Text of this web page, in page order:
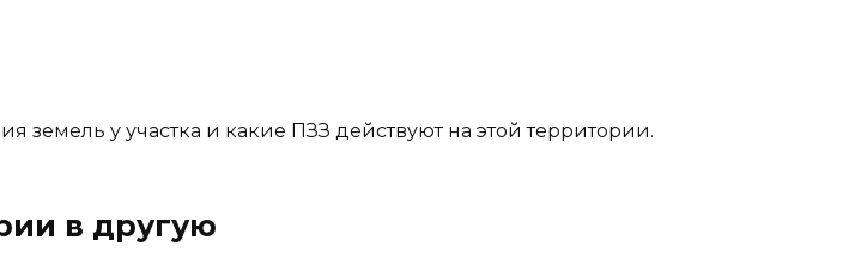
земель у участка и какие ПЗЗ действуют на этой территории.
в другую